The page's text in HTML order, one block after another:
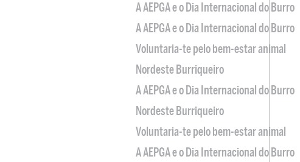
A AEPGA e o Dia Internacional do Burro
A AEPGA e o Dia Internacional do Burro
Voluntaria-te pelo bem-estar animal
Nordeste Burriqueiro
A AEPGA e o Dia Internacional do Burro
Nordeste Burriqueiro
Voluntaria-te pelo bem-estar animal
A AEPGA e o Dia Internacional do Burro